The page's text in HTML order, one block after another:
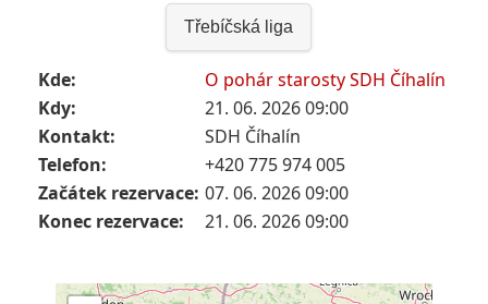
Třebíčská liga
Kde:
O pohár starosty SDH Číhalín
Kdy:
21. 06. 2026 09:00
Kontakt:
SDH Číhalín
Telefon:
+420 775 974 005
Začátek rezervace: 07. 06. 2026 09:00
Konec rezervace:
21. 06. 2026 09:00